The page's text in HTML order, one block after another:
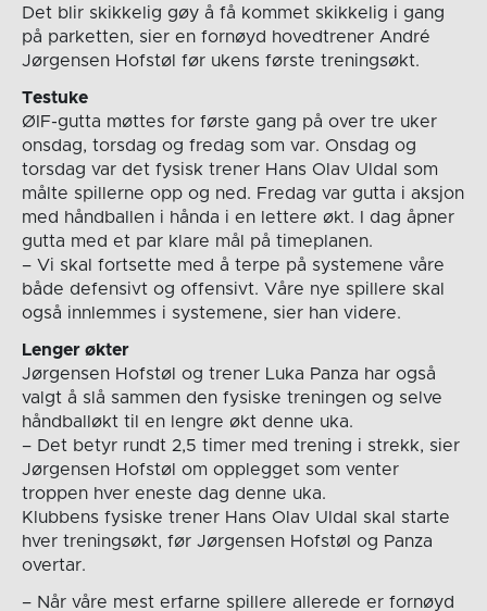
Det blir skikkelig gøy å få kommet skikkelig i gang
på parketten, sier en fornøyd hovedtrener André
Jørgensen Hofstøl før ukens første treningsøkt.
Testuke
ØIF-gutta møttes for første gang på over tre uker
onsdag, torsdag og fredag som var. Onsdag og
torsdag var det fysisk trener Hans Olav Uldal som
målte spillerne opp og ned. Fredag var gutta i aksjon
med håndballen i hånda i en lettere økt. I dag åpner
gutta med et par klare mål på timeplanen.
– Vi skal fortsette med å terpe på systemene våre
både defensivt og offensivt. Våre nye spillere skal
også innlemmes i systemene, sier han videre.
Lenger økter
Jørgensen Hofstøl og trener Luka Panza har også
valgt å slå sammen den fysiske treningen og selve
håndballøkt til en lengre økt denne uka.
– Det betyr rundt 2,5 timer med trening i strekk, sier
Jørgensen Hofstøl om opplegget som venter
troppen hver eneste dag denne uka.
Klubbens fysiske trener Hans Olav Uldal skal starte
hver treningsøkt, før Jørgensen Hofstøl og Panza
overtar.
– Når våre mest erfarne spillere allerede er fornøyd